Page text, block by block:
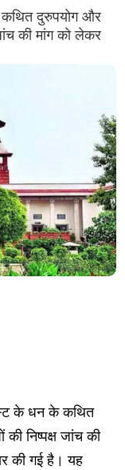
कथित दुरुपयोग और
की मांग को लेकर
के धन के कथित
निष्पक्ष जांच की
की गई है। यह